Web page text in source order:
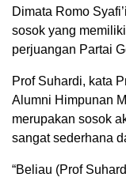
Dimata Romo
sosok yang
perjuangan Partai
Prof Suhardi, kata
Alumni Himpunan
merupakan sosok
sangat sederhana
“Beliau (Prof